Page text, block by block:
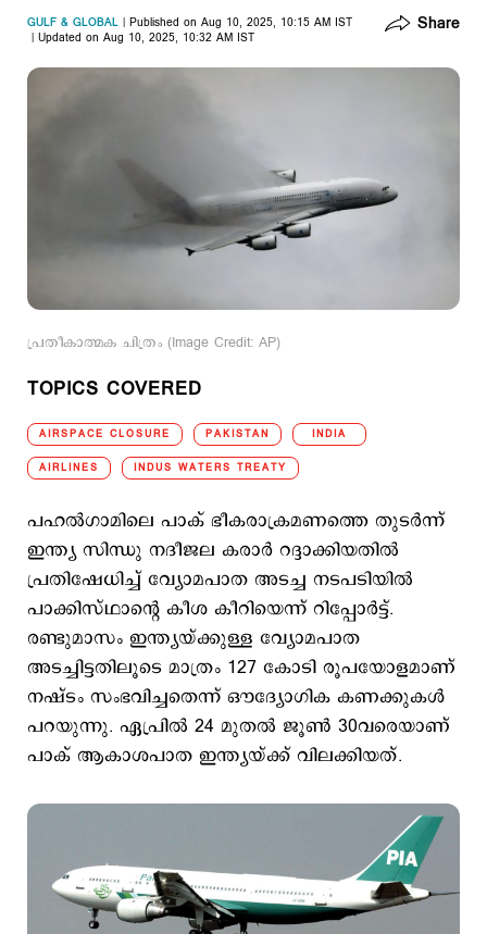
GULF & GLOBAL
Published on Aug 10, 2025, 10:15 AM IST
Updated on Aug 10, 2025, 10:32 AM IST
Share
പ്രതീകാത്മക ചിത്രം (Image Credit: AP)
TOPICS COVERED
AIRSPACE CLOSURE PAKISTAN INDIA
AIRLINES INDUS WATERS TREATY
പഹല്‍ഗാമിലെ പാക് ഭീകരാക്രമണത്തെ തുടര്‍ന്ന്
ഇന്ത്യ സിന്ധു നദീജല കരാര്‍ റദ്ദാക്കിയതില്‍
പ്രതിഷേധിച്ച് വ്യോമപാത അടച്ച നടപടിയില്‍
പാക്കിസ്ഥാന്‍റെ കീശ കീറിയെന്ന് റിപ്പോര്‍ട്ട്.
രണ്ടുമാസം ഇന്ത്യയ്ക്കുള്ള വ്യോമപാത
അടച്ചിട്ടതിലൂടെ മാത്രം 127 കോടി രൂപയോളമാണ്
നഷ്ടം സംഭവിച്ചതെന്ന് ഔദ്യോഗിക കണക്കുകള്‍
പറയുന്നു. ഏപ്രില്‍ 24 മുതല്‍ ജൂണ്‍ 30വരെയാണ്
പാക് ആകാശപാത ഇന്ത്യയ്ക്ക് വിലക്കിയത്.